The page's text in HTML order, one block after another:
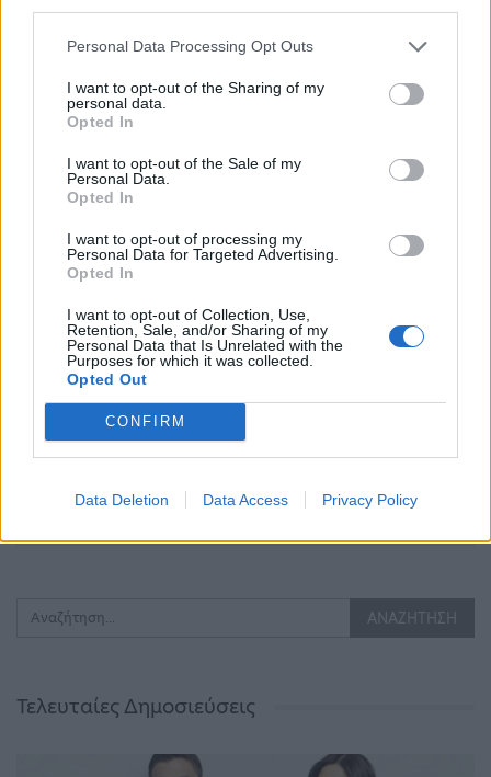
Personal Data Processing Opt Outs
I want to opt-out of the Sharing of my
personal data.
Opted In
I want to opt-out of the Sale of my
Personal Data.
Opted In
I want to opt-out of processing my
Personal Data for Targeted Advertising.
Opted In
I want to opt-out of Collection, Use,
Retention, Sale, and/or Sharing of my
Personal Data that Is Unrelated with the
Purposes for which it was collected.
Opted Out
CONFIRM
Data Deletion Data Access Privacy Policy
Kυκλοφοριακές
ρυθμίσεις το
απόγευμα στα νότια
προάστια της Αθήνας
λόγω διεξαγωγής…
ΕΛΑΣ: Βρέθηκαν
σε δασική περιοχή της
ΑΣΤΥΝΟΜΊΑ
Κυκλοφοριακές
ρυθμίσεις σήμερα στο
κέντρο στο πλαίσιο
του Athens Pride 2023
ΑΣΤΥΝΟΜΊΑ
«έκοψε» η Τροχαία
ΠΡΟΗΓΟΎΜΕΝΗ ΣΕΛΊΔΑ ΕΠΌΜΕΝΗ ΣΕΛΊΔΑ
Τελευταίες Δημοσιεύσεις